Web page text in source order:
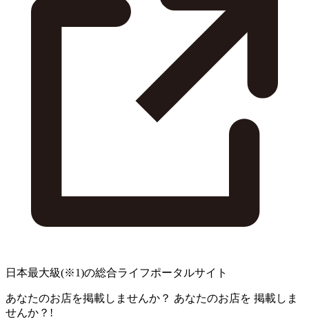
日本最大級(※1)の総合ライフポータルサイト
あなたのお店を掲載しませんか？ あなたのお店を 掲載しま
せんか？!